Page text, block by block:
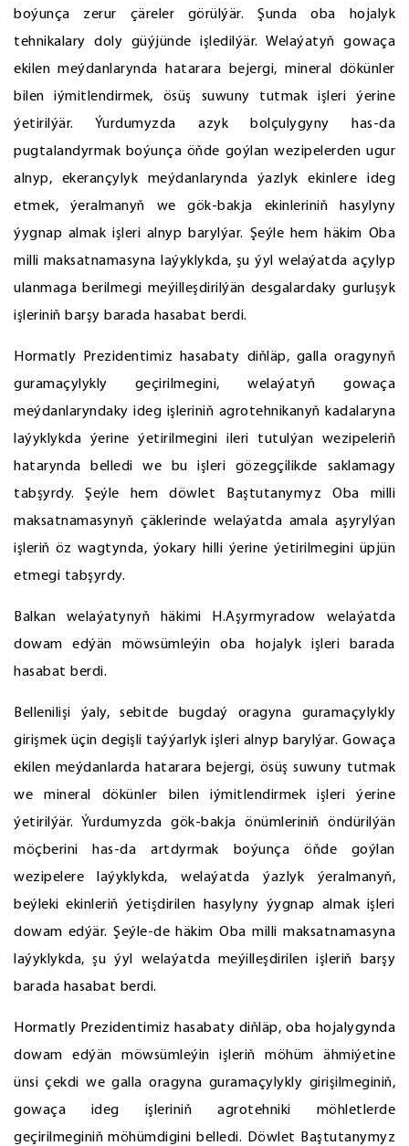
boýunça zerur çäreler görülýär. Şunda oba hojalyk
tehnikalary doly güýjünde işledilýär. Welaýatyň gowaça
ekilen meýdanlarynda hatarara bejergi, mineral dökünler
bilen iýmitlendirmek, ösüş suwuny tutmak işleri ýerine
ýetirilýär. Ýurdumyzda azyk bolçulygyny has-da
pugtalandyrmak boýunça öňde goýlan wezipelerden ugur
alnyp, ekerançylyk meýdanlarynda ýazlyk ekinlere ideg
etmek, ýeralmanyň we gök-bakja ekinleriniň hasylyny
ýygnap almak işleri alnyp barylýar. Şeýle hem häkim Oba
milli maksatnamasyna laýyklykda, şu ýyl welaýatda açylyp
ulanmaga berilmegi meýilleşdirilýän desgalardaky gurluşyk
işleriniň barşy barada hasabat berdi.
Hormatly Prezidentimiz hasabaty diňläp, galla oragynyň
guramaçylykly geçirilmegini, welaýatyň gowaça
meýdanlaryndaky ideg işleriniň agrotehnikanyň kadalaryna
laýyklykda ýerine ýetirilmegini ileri tutulýan wezipeleriň
hatarynda belledi we bu işleri gözegçilikde saklamagy
tabşyrdy. Şeýle hem döwlet Baştutanymyz Oba milli
maksatnamasynyň çäklerinde welaýatda amala aşyrylýan
işleriň öz wagtynda, ýokary hilli ýerine ýetirilmegini üpjün
etmegi tabşyrdy.
Balkan welaýatynyň häkimi H.Aşyrmyradow welaýatda
dowam edýän möwsümleýin oba hojalyk işleri barada
hasabat berdi.
Bellenilişi ýaly, sebitde bugdaý oragyna guramaçylykly
girişmek üçin degişli taýýarlyk işleri alnyp barylýar. Gowaça
ekilen meýdanlarda hatarara bejergi, ösüş suwuny tutmak
we mineral dökünler bilen iýmitlendirmek işleri ýerine
ýetirilýär. Ýurdumyzda gök-bakja önümleriniň öndürilýän
möçberini has-da artdyrmak boýunça öňde goýlan
wezipelere laýyklykda, welaýatda ýazlyk ýeralmanyň,
beýleki ekinleriň ýetişdirilen hasylyny ýygnap almak işleri
dowam edýär. Şeýle-de häkim Oba milli maksatnamasyna
laýyklykda, şu ýyl welaýatda meýilleşdirilen işleriň barşy
barada hasabat berdi.
Hormatly Prezidentimiz hasabaty diňläp, oba hojalygynda
dowam edýän möwsümleýin işleriň möhüm ähmiýetine
ünsi çekdi we galla oragyna guramaçylykly girişilmeginiň,
gowaça ideg işleriniň agrotehniki möhletlerde
geçirilmeginiň möhümdigini belledi. Döwlet Baştutanymyz